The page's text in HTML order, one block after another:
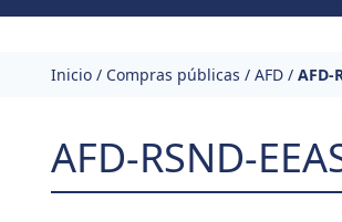
Inicio / Compras públicas / AFD / AFD-
AFD-RSND-